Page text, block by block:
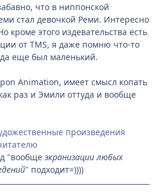
что в ниппонской
стал девочкой Реми. Интересно
кроме этого издевательства есть
от TMS, я даже помню что-то
еще был маленький.
Animation, имеет смысл копать
раз и Эмили оттуда и вообще
произведения
"вообще экранизации любых
" подходит=))))